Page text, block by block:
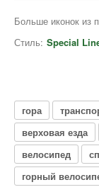
Больше иконок из
Стиль: Special
гора
верховая езда
велосипед
горный